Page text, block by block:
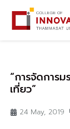
“การจัดการ
เที่ยว”
24 May, 2019